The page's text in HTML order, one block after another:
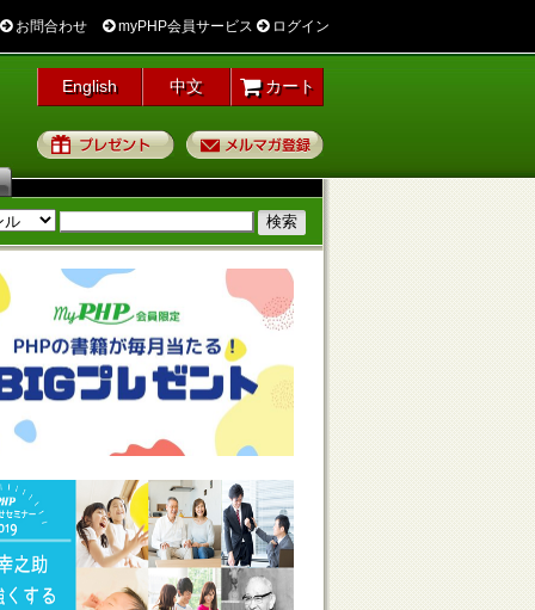
お問合わせ myPHP会員サービス ログイン
English 中文 カート
プレゼント